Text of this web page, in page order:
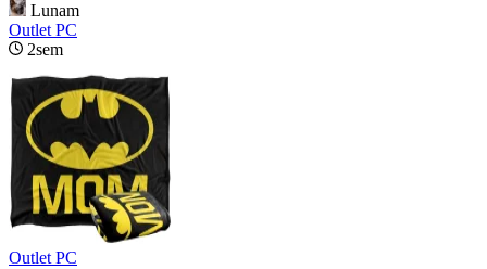
Lunam
Outlet PC
2sem
Outlet PC